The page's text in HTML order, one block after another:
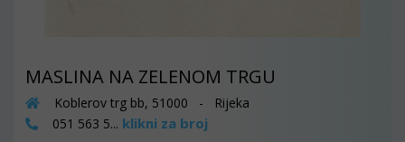
MASLINA NA ZELENOM TRGU
Koblerov trg bb, 51000 - Rijeka
051 563 5... klikni za broj